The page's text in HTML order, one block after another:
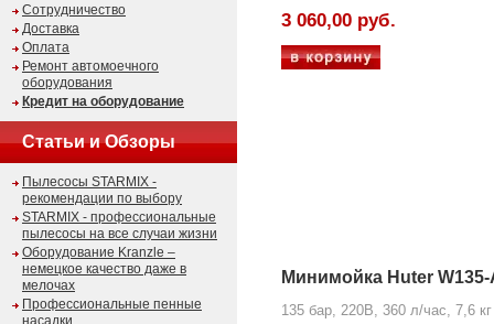
Сотрудничество
Доставка
Оплата
Ремонт автомоечного
оборудования
Кредит на оборудование
Статьи и Обзоры
Пылесосы STARMIX -
рекомендации по выбору
STARMIX - профессиональные
пылесосы на все случаи жизни
Оборудование Kranzle –
немецкое качество даже в
мелочах
Профессиональные пенные
насадки
3 060,00 руб.
Минимойка Huter W135-
135 бар, 220В, 360 л/час, 7,6 кг